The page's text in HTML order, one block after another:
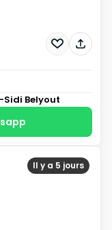
Belyout
Il y a 5 jours